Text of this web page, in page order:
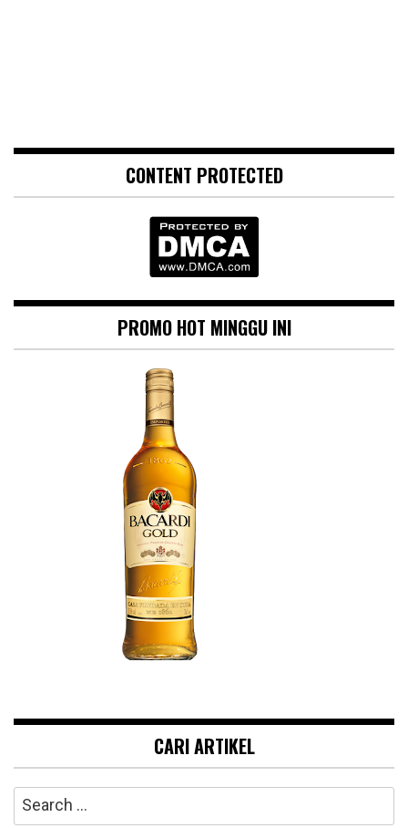
CONTENT PROTECTED
PROMO HOT MINGGU INI
CARI ARTIKEL
Search
for: